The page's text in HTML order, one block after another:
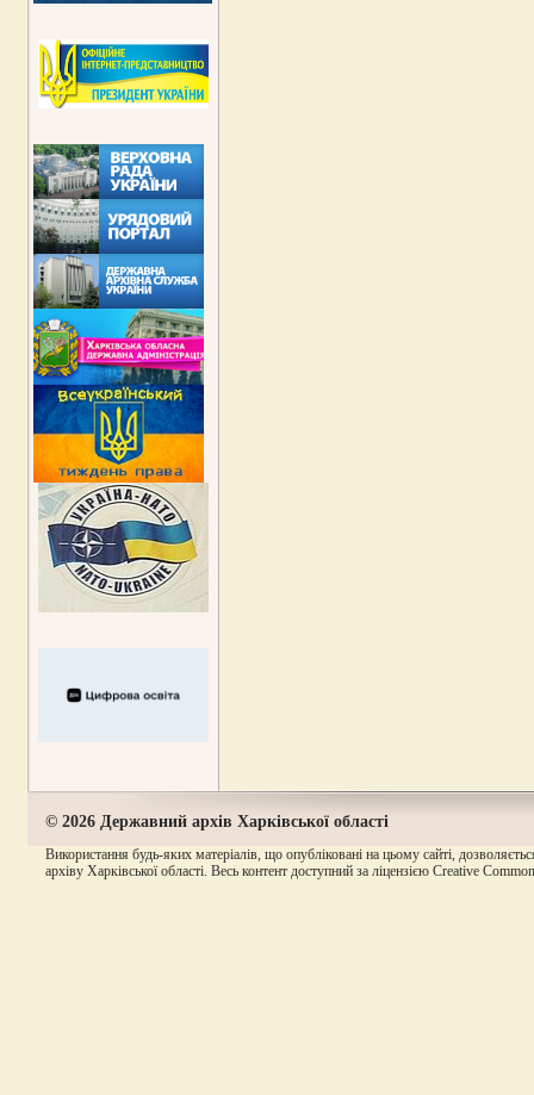
© 2026 Державний архів Харківської області
Використання будь-яких матеріалів, що опубліковані на цьому сайті,
архіву Харківської області. Весь контент доступний за ліцензією Creative